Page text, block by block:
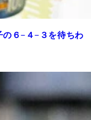
６−４−３を待ちわ